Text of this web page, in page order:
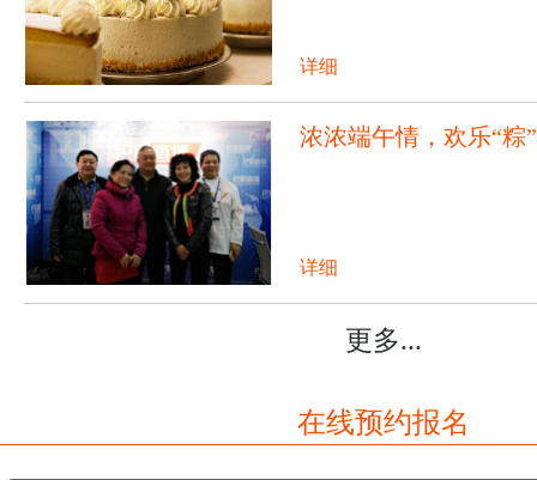
详细
浓浓端午情，欢乐“
详细
更多...
在线预约报名